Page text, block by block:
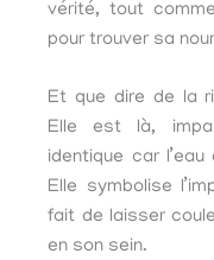
vérité, tout
pour trouver sa
Et que dire de la
Elle est là,
identique car
Elle symbolise
fait de laisser
en son sein.